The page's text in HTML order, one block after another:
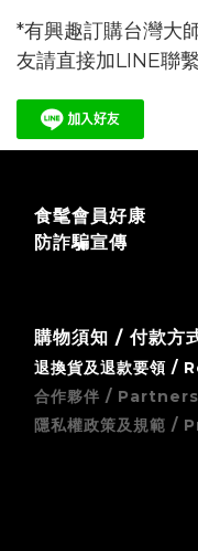
*有興趣訂購台灣大
友請直接加LINE聯
食髦會員好康
防詐騙宣傳
購物須知 / 付款方
退換貨及退款要領
合作夥伴 /
隱私權政策及規範